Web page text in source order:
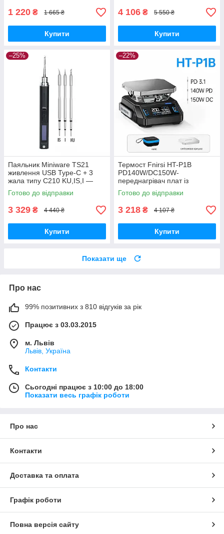
1 220 ₴ 1 665 ₴
Купити
4 106 ₴ 5 550 ₴
Купити
–25%
Паяльник Miniware TS21
живлення USB Type-C + 3
жала типу С210 KU,IS,I —
Без блока живлення
Готово до відправки
3 329 ₴ 4 440 ₴
Купити
–22%
Термост Fnirsi HT-P1B
PD140W/DC150W-
переднагрівач плат із
живленням від USB, PD 3.1
Готово до відправки
3 218 ₴ 4 107 ₴
Купити
Показати ще
Про нас
99% позитивних з 810 відгуків за рік
Працює з 03.03.2015
м. Львів
Львів, Україна
Контакти
Сьогодні працює з 10:00 до 18:00
Показати весь графік роботи
Про нас
Контакти
Доставка та оплата
Графік роботи
Повна версія сайту